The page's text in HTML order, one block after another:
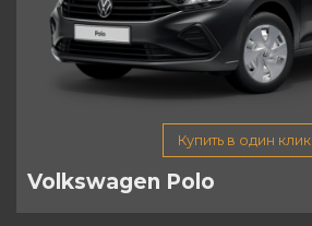
Купить в один клик
Volkswagen Polo